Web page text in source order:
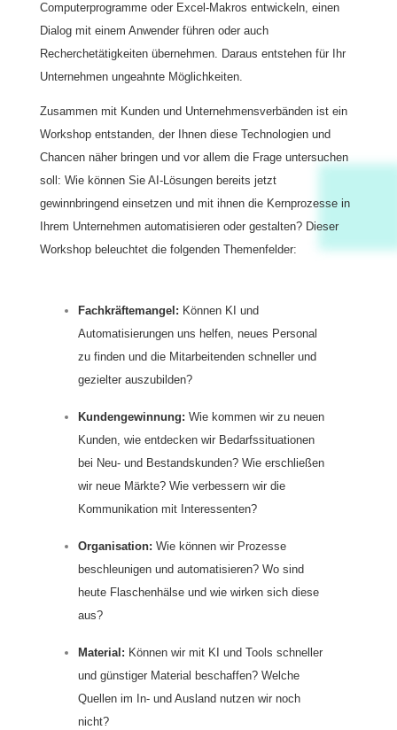
Computerprogramme oder Excel-Makros entwickeln, einen
Dialog mit einem Anwender führen oder auch
Recherchetätigkeiten übernehmen. Daraus entstehen für Ihr
Unternehmen ungeahnte Möglichkeiten.
Zusammen mit Kunden und Unternehmensverbänden ist ein
Workshop entstanden, der Ihnen diese Technologien und
Chancen näher bringen und vor allem die Frage untersuchen
soll: Wie können Sie AI-Lösungen bereits jetzt
gewinnbringend einsetzen und mit ihnen die Kernprozesse in
Ihrem Unternehmen automatisieren oder gestalten? Dieser
Workshop beleuchtet die folgenden Themenfelder:
Fachkräftemangel: Können KI und
Automatisierungen uns helfen, neues Personal
zu finden und die Mitarbeitenden schneller und
gezielter auszubilden?
Kundengewinnung: Wie kommen wir zu neuen
Kunden, wie entdecken wir Bedarfssituationen
bei Neu- und Bestandskunden? Wie erschließen
wir neue Märkte? Wie verbessern wir die
Kommunikation mit Interessenten?
Organisation: Wie können wir Prozesse
beschleunigen und automatisieren? Wo sind
heute Flaschenhälse und wie wirken sich diese
aus?
Material: Können wir mit KI und Tools schneller
und günstiger Material beschaffen? Welche
Quellen im In- und Ausland nutzen wir noch
nicht?